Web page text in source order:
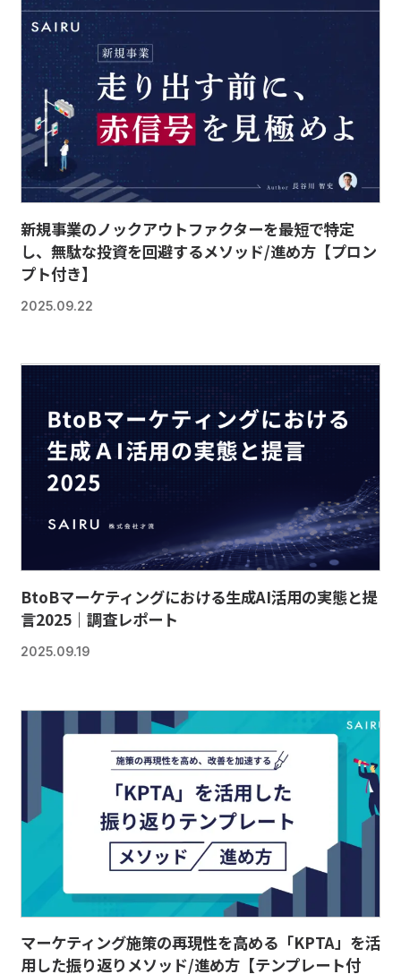
新規事業のノックアウトファクターを最短で特定
し、無駄な投資を回避するメソッド/進め方【プロン
プト付き】
2025.09.22
BtoBマーケティングにおける生成AI活用の実態と提
言2025｜調査レポート
2025.09.19
マーケティング施策の再現性を高める「KPTA」を活
用した振り返りメソッド/進め方【テンプレート付